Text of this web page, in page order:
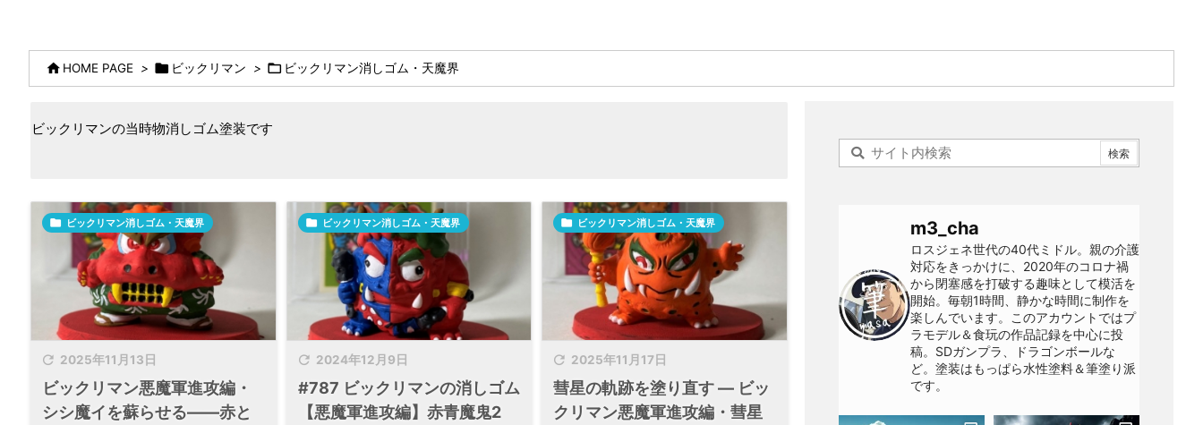
 HOME PAGE >  ビックリマン >  ビックリマン消しゴム・天魔界
ビックリマンの当時物消しゴム塗装です
 2025年11月13日
 ビックリマン消しゴム・天魔界
ビックリマン悪魔軍進攻編・
シシ魔イを蘇らせる――赤と
 2024年12月9日
 ビックリマン消しゴム・天魔界
#787 ビックリマンの消しゴム
【悪魔軍進攻編】赤青魔鬼2
 2025年11月17日
 ビックリマン消しゴム・天魔界
彗星の軌跡を塗り直す ― ビッ
クリマン悪魔軍進攻編・彗星
m3_cha
ロスジェネ世代の40代ミドル。親の介護
対応をきっかけに、2020年のコロナ禍
から閉塞感を打破する趣味として模活を
開始。毎朝1時間、静かな時間に制作を
楽しんでいます。このアカウントではプ
ラモデル＆食玩の作品記録を中心に投
稿。SDガンプラ、ドラゴンボールな
ど。塗装はもっぱら水性塗料＆筆塗り派
です。